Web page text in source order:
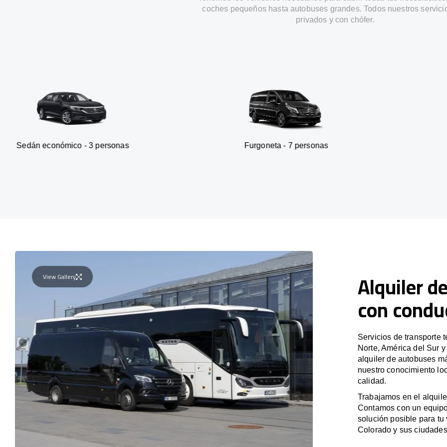
coches pequeños hasta autobuses grandes. Todos nuestros
privados y con chófer.
- 3 personas Furgoneta - 7 personas SUV - 3
View Gallery Alquiler
con
Servicios de transporte
Norte, América del Sur
alquiler de autobuses
nuestro conocimiento
calidad.
Trabajamos en el
Contamos con un
solución posible para tu
Colorado y sus